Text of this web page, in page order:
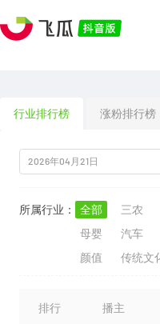
行业排行榜 涨粉排行榜
所属行业： 全部 三农
母婴
汽车
颜值
传统文
排行 播主